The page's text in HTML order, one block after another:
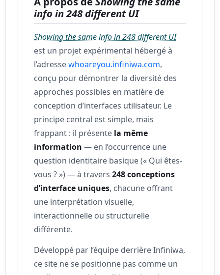
info in 248 different UI
Showing the same info in 248 different UI
est un projet expérimental hébergé à
l’adressewhoareyou.infiniwa.com,
conçu pour démontrer la diversité des
approches possibles en matière de
conception d’interfaces utilisateur. Le
principe central est simple, mais
frappant : il présente la même
information — en l’occurrence une
question identitaire basique (« Qui êtes-
vous ? ») — à travers248 conceptions
d’interface uniques, chacune offrant
une interprétation visuelle,
interactionnelle ou structurelle
différente.
Développé par l’équipe derrière Infiniwa,
ce site ne se positionne pas comme un